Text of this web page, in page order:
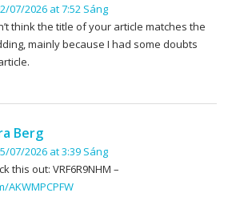
07/2026 at 7:52 Sáng
think the title of your article matches the
mainly because I had some doubts
Berg
07/2026 at 3:39 Sáng
this out: VRF6R9NHM –